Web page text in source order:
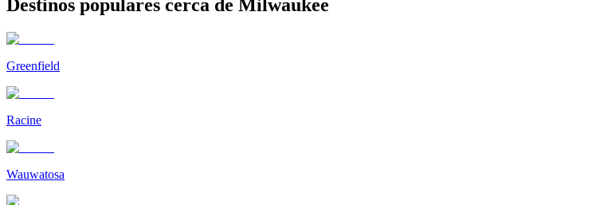
Destinos populares cerca de Milwaukee
Greenfield
Racine
Wauwatosa